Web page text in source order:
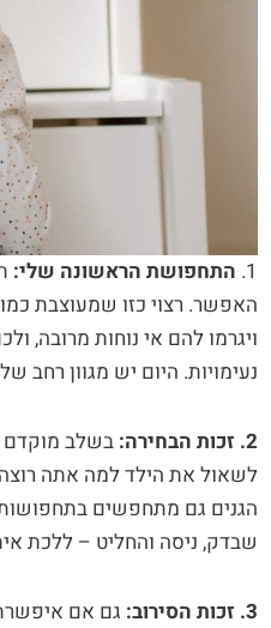
1. התחפושת הראשונה שלי:
האפשר. רצוי כזו שמעוצבת כמו
ויגרמו להם אי נוחות
נעימויות. היום יש מגוון
2. זכות הבחירה:
בשלב מוקדם
לשאול את הילד למה אתה
הגנים גם מתחפשים בתחפושות
שבדק, ניסה והחליט – ללכת
3. זכות הסירוב:
גם אם